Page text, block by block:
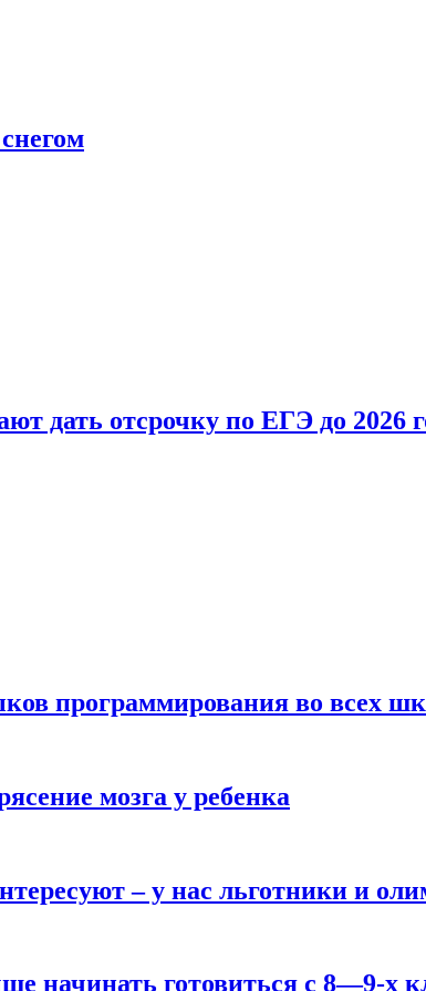
дать отсрочку по ЕГЭ до 2026
программирования во всех
мозга у ребенка
– у нас льготники и
начинать готовиться с 8—9-х